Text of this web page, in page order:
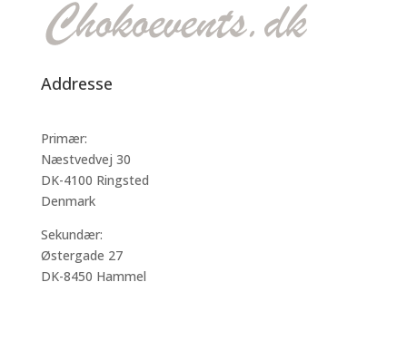
Addresse
Primær:
Næstvedvej 30
DK-4100 Ringsted
Denmark
Sekundær:
Østergade 27
DK-8450 Hammel